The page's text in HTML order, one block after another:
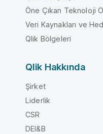
Öne Çıkan Teknoloji
Veri Kaynakları ve
Qlik Bölgeleri
Qlik Hakkında
Şirket
Liderlik
CSR
DEI&B